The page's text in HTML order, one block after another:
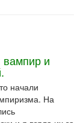
вампир и
начали
На